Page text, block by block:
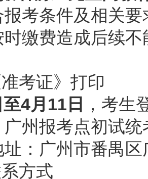
报考条件及相关
时缴费造成后续
考证》打印
至4月11 日
，考生
州报考点初试
址：广州市番禺
方式